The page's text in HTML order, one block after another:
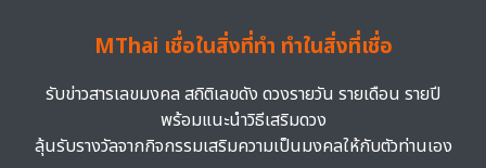
MThai เชื่อในสิ่งที่ทำ ทำในสิ่งที่เชื่อ
รับข่าวสารเลขมงคล สถิติเลขดัง ดวงรายวัน รายเดือน รายปี
พร้อมแนะนำวิธีเสริมดวง
ลุ้นรับรางวัลจากกิจกรรมเสริมความเป็นมงคลให้กับตัวท่านเอง